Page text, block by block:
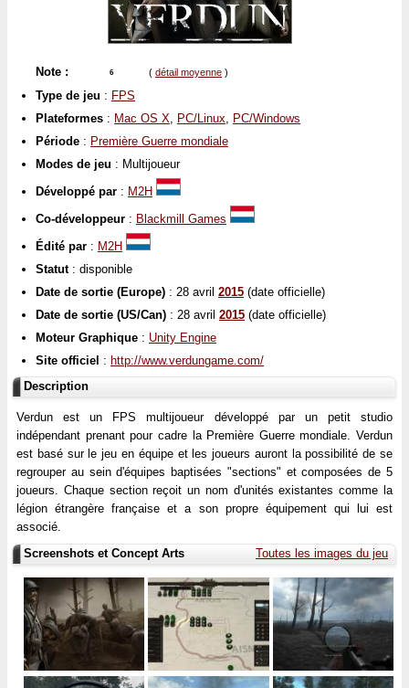
Note : 6 ( détail moyenne )
Type de jeu : FPS
Plateformes : Mac OS X, PC/Linux, PC/Windows
Période : Première Guerre mondiale
Modes de jeu : Multijoueur
Développé par : M2H
Co-développeur : Blackmill Games
Édité par : M2H
Statut: disponible
Date de sortie (Europe) : 28 avril 2015 (date officielle)
Date de sortie (US/Can) : 28 avril 2015 (date officielle)
Moteur Graphique : Unity Engine
Site officiel : http://www.verdungame.com/
Description
Verdun est un FPS multijoueur développé par un petit studio
indépendant prenant pour cadre la Première Guerre mondiale. Verdun
est basé sur le jeu en équipe et les joueurs auront la possibilité de se
regrouper au sein d'équipes baptisées "sections" et composées de 5
joueurs. Chaque section reçoit un nom d'unités existantes comme la
légion étrangère française et a son propre équipement qui lui est
associé.
Toutes les images du jeu
Screenshots et Concept Arts